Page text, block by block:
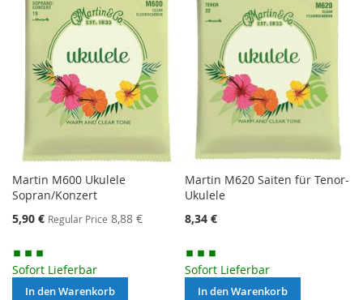
Martin M600 Ukulele
Sopran/Konzert
Special
5,90 € Regular Price 8,88 €
Sofort Lieferbar
In den Warenkorb
Martin M620 Saiten für Tenor-
Ukulele
8,34 €
Sofort Lieferbar
In den Warenkorb